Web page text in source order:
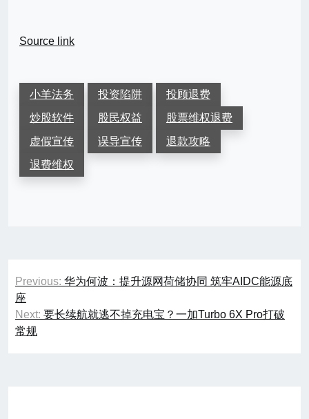
Source link
小羊法务 投资陷阱
投顾退费
炒股软件
股民权益
股票维权退费
虚假宣传
误导宣传
退款攻略
退费维权
章
导
Previous: 华为何波：提升源网荷储协同 筑牢AIDC能源底
座
Next: 要长续航就逃不掉充电宝？一加Turbo 6X Pro打破
常规